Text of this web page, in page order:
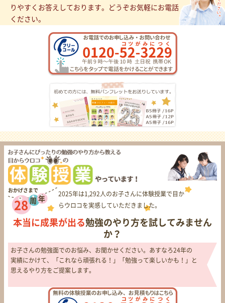
りやすくお答えしております。どうぞお気軽にお電話
ください。
おかげさまで
28 周 年
2025年は1,292人のお子さんに体験授業で目か
らウロコを実感していただきました。
本当に成果が出る勉強のやり方を試してみません
か？
お子さんの勉強面でのお悩み、お聞かせください。あすなろ24年の
実績にかけて、「これなら頑張れる！」「勉強って楽しいかも！」と
思えるやり方をご提案します。